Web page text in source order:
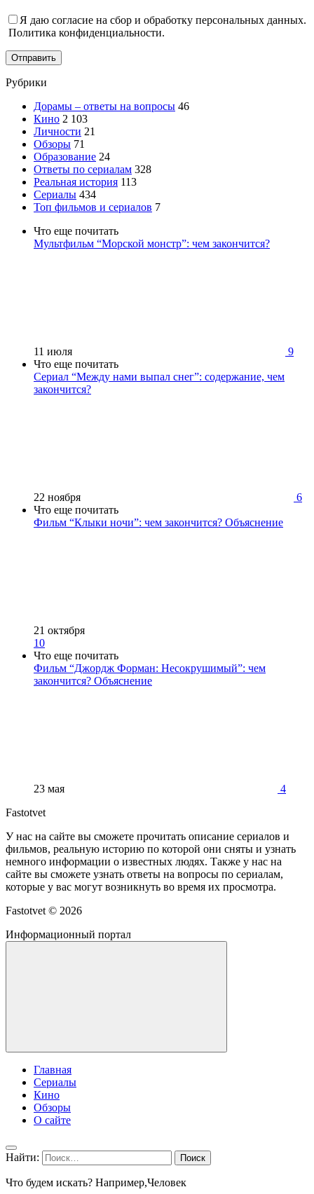
Я даю согласие на сбор и обработку персональных данных.
Политика конфиденциальности.
Отправить
Рубрики
Дорамы – ответы на вопросы 46
Кино 2 103
Личности 21
Обзоры 71
Образование 24
Ответы по сериалам 328
Реальная история 113
Сериалы 434
Топ фильмов и сериалов 7
Что еще почитать
Мультфильм “Морской монстр”: чем закончится?
11 июля
9
Что еще почитать
Сериал “Между нами выпал снег”: содержание, чем
закончится?
22 ноября
6
Что еще почитать
Фильм “Клыки ночи”: чем закончится? Объяснение
21 октября
10
Что еще почитать
Фильм “Джордж Форман: Несокрушимый”: чем
закончится? Объяснение
23 мая
4
Fastotvet
У нас на сайте вы сможете прочитать описание сериалов и
фильмов, реальную историю по которой они сняты и узнать
немного информации о известных людях. Также у нас на
сайте вы сможете узнать ответы на вопросы по сериалам,
которые у вас могут возникнуть во время их просмотра.
Fastotvet © 2026
Информационный портал
Главная
Сериалы
Кино
Обзоры
О сайте
Найти:
Что будем искать? Например,Человек